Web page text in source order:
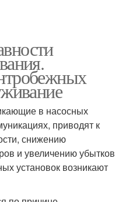
в насосных
приводят к
снижению
и увеличению убытков
установок возникают